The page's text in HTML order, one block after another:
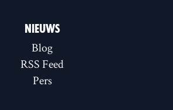
NIEUWS
Blog
RSS Feed
Pers